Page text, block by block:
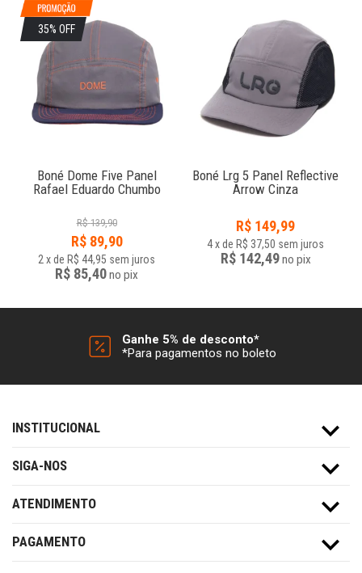
35% OFF
Boné Dome Five Panel
Rafael Eduardo Chumbo
R$ 139,90
R$ 89,90
2 xde R$ 44,95 sem juros
R$ 85,40no pix
Boné Lrg 5 Panel Reflective
Arrow Cinza
R$ 149,99
4xde R$ 37,50 sem juros
R$ 142,49no pix
Ganhe 5% de desconto*
*Para pagamentos no boleto
INSTITUCIONAL
SIGA-NOS
ATENDIMENTO
PAGAMENTO